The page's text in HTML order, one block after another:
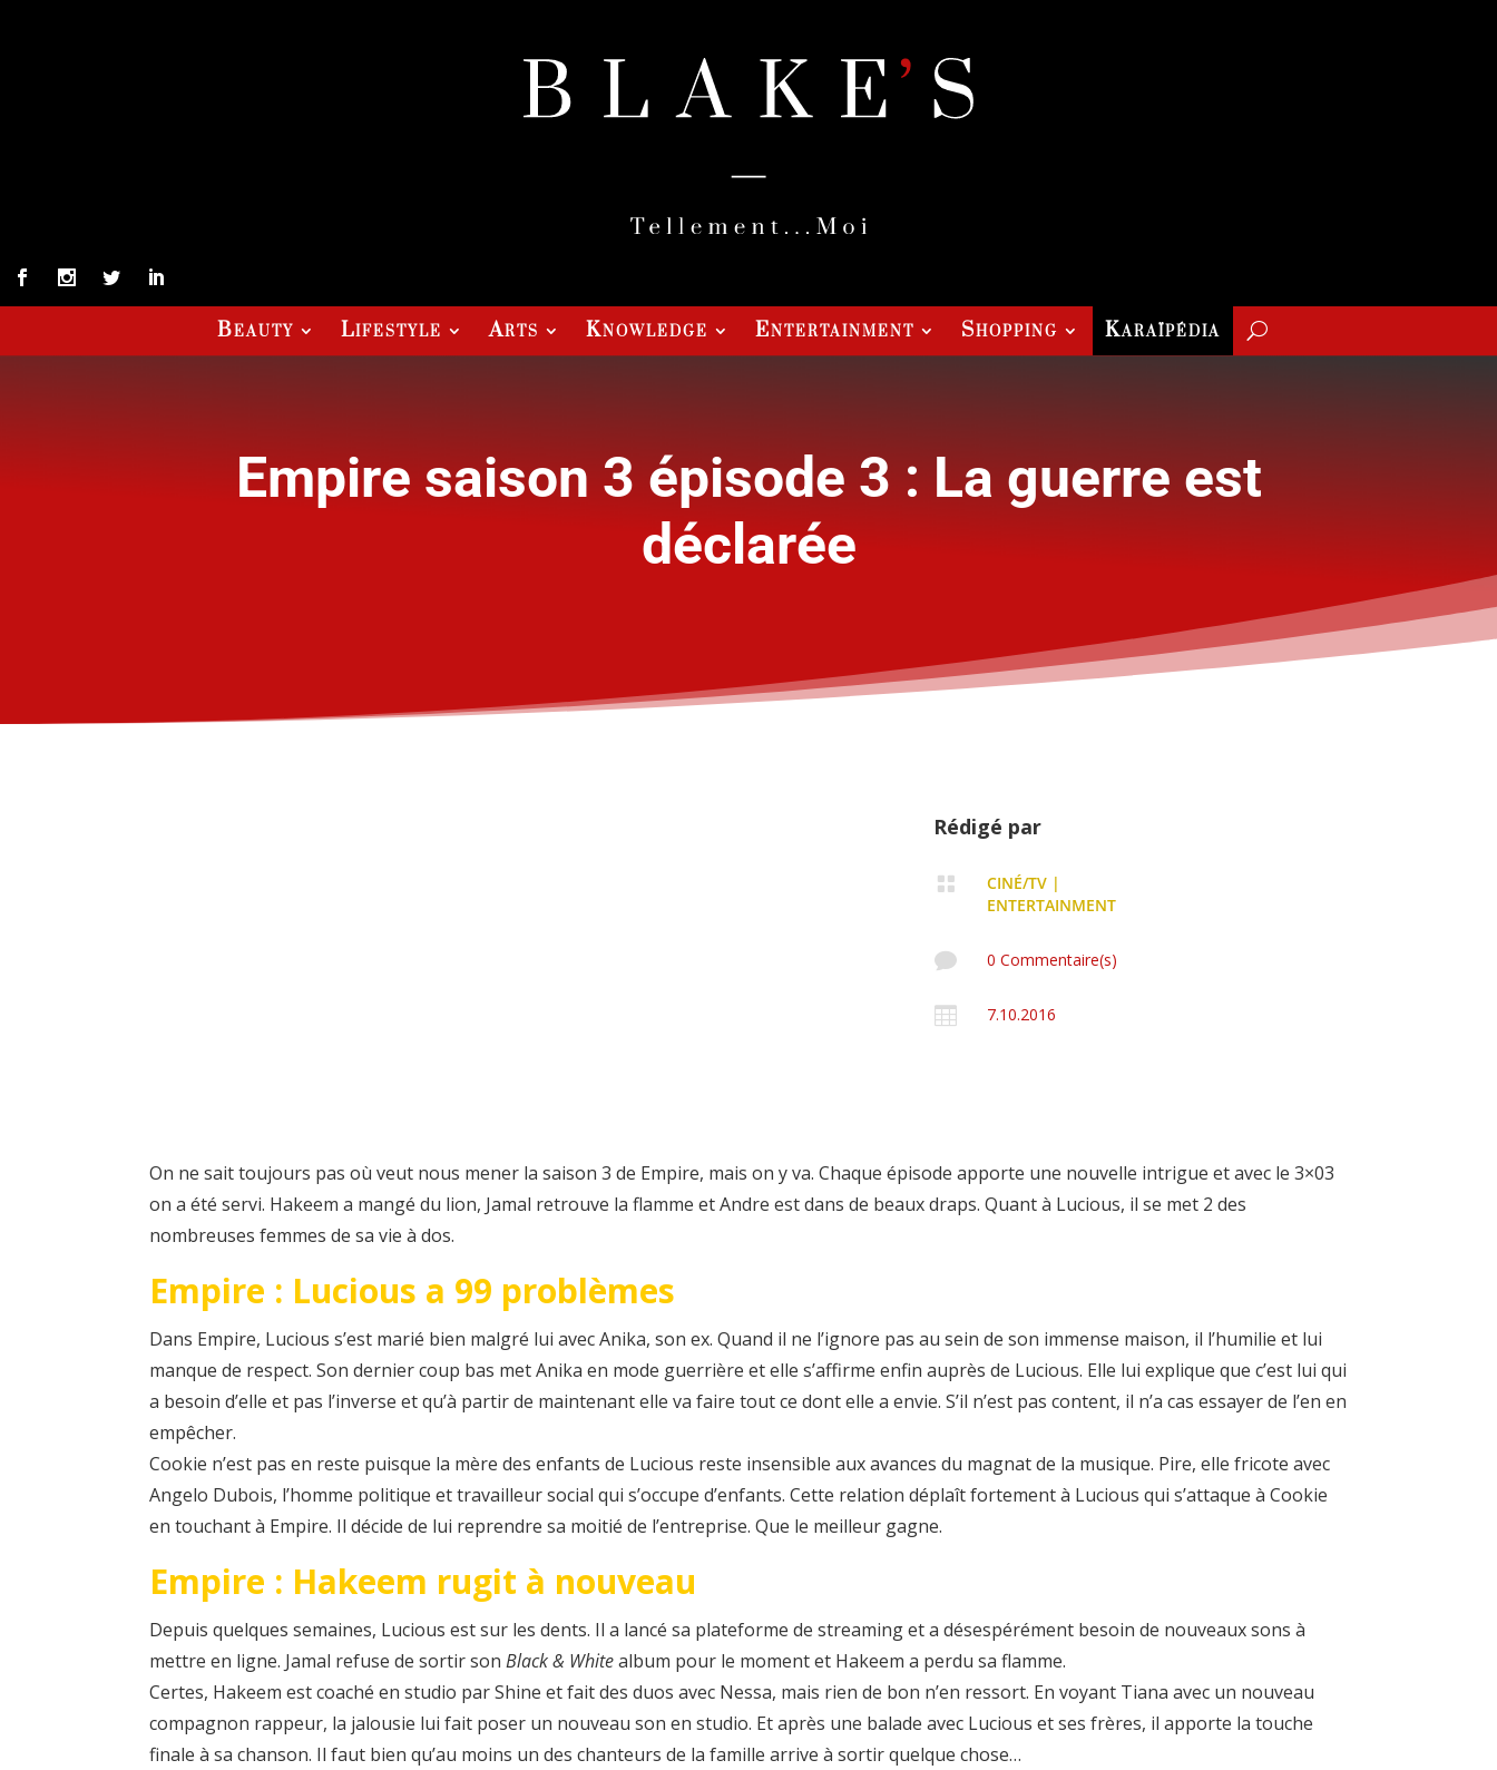
Beauty Lifestyle Arts Knowledge Entertainment Shopping Karaïpédia
Empire saison 3 épisode 3 : La guerre est
déclarée
Rédigé par
 CINÉ/TV|
ENTERTAINMENT
 0 Commentaire(s)
 7.10.2016
On ne sait toujours pas où veut nous mener la saison 3 de Empire, mais on y va. Chaque épisode apporte une nouvelle intrigue et avec le 3×03
on a été servi. Hakeem a mangé du lion, Jamal retrouve la flamme et Andre est dans de beaux draps. Quant à Lucious, il se met 2 des
nombreuses femmes de sa vie à dos.
Empire : Lucious a 99 problèmes
Dans Empire, Lucious s’est marié bien malgré lui avec Anika, son ex. Quand il ne l’ignore pas au sein de son immense maison, il l’humilie et lui
manque de respect. Son dernier coup bas met Anika en mode guerrière et elle s’affirme enfin auprès de Lucious. Elle lui explique que c’est lui qui
a besoin d’elle et pas l’inverse et qu’à partir de maintenant elle va faire tout ce dont elle a envie. S’il n’est pas content, il n’a cas essayer de l’en en
empêcher.
Cookie n’est pas en reste puisque la mère des enfants de Lucious reste insensible aux avances du magnat de la musique. Pire, elle fricote avec
Angelo Dubois, l’homme politique et travailleur social qui s’occupe d’enfants. Cette relation déplaît fortement à Lucious qui s’attaque à Cookie
en touchant à Empire. Il décide de lui reprendre sa moitié de l’entreprise. Que le meilleur gagne.
Empire : Hakeem rugit à nouveau
Depuis quelques semaines, Lucious est sur les dents. Il a lancé sa plateforme de streaming et a désespérément besoin de nouveaux sons à
mettre en ligne. Jamal refuse de sortir sonBlack & Whitealbum pour le moment et Hakeem a perdu sa flamme.
Certes, Hakeem est coaché en studio par Shine et fait des duos avec Nessa, mais rien de bon n’en ressort. En voyant Tiana avec un nouveau
compagnon rappeur, la jalousie lui fait poser un nouveau son en studio. Et après une balade avec Lucious et ses frères, il apporte la touche
finale à sa chanson. Il faut bien qu’au moins un des chanteurs de la famille arrive à sortir quelque chose…